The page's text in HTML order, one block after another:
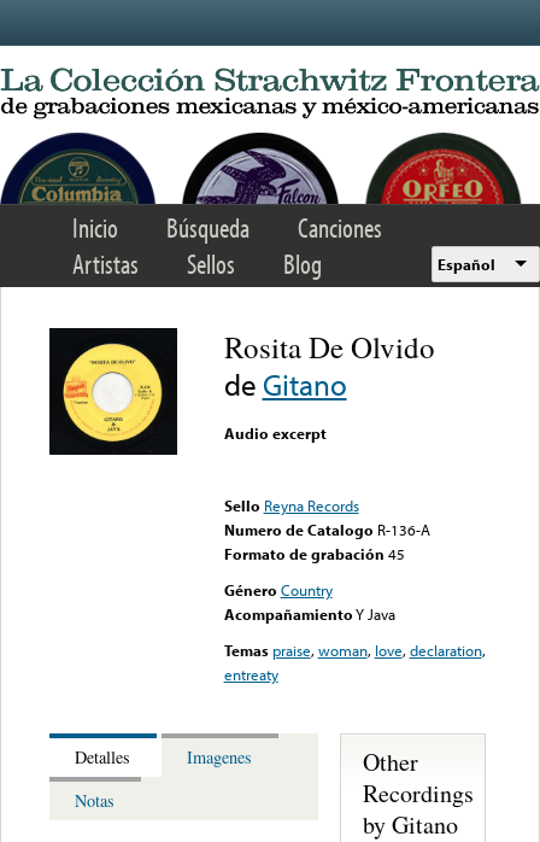
Inicio Búsqueda
Canciones
Artistas
Sellos Blog Español
Rosita De Olvido
de Gitano
Audio excerpt
Sello Reyna Records
Numero de Catalogo R-136-A
Formato de grabación 45
Género Country
AcompañamientoY Java
Temas praise,woman, love,declaration,
entreaty
Detalles
Imagenes
Notas
Other
Recordings
by Gitano